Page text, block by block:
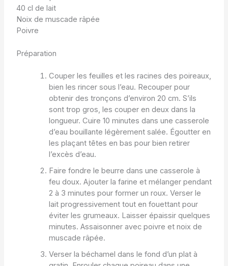
40 cl de lait
Noix de muscade râpée
Poivre
Préparation
Couper les feuilles et les racines des poireaux,
bien les rincer sous l’eau. Recouper pour
obtenir des tronçons d’environ 20 cm. S’ils
sont trop gros, les couper en deux dans la
longueur. Cuire 10 minutes dans une casserole
d’eau bouillante légèrement salée. Égoutter en
les plaçant têtes en bas pour bien retirer
l’excès d’eau.
Faire fondre le beurre dans une casserole à
feu doux. Ajouter la farine et mélanger pendant
2 à 3 minutes pour former un roux. Verser le
lait progressivement tout en fouettant pour
éviter les grumeaux. Laisser épaissir quelques
minutes. Assaisonner avec poivre et noix de
muscade râpée.
Verser la béchamel dans le fond d’un plat à